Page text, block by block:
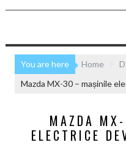
You are here Home
Mazda MX-30 – mașinile
MAZDA
ELECTRICE